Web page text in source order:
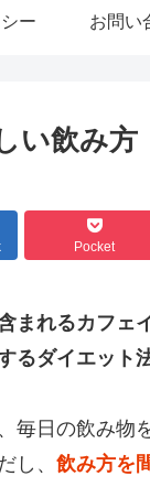
ー お問い
い飲み
Pocket
まれるカフェ
るダイエット
毎日の飲み物
し、 飲み方を